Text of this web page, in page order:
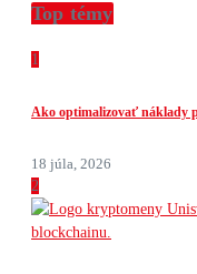
Top témy
1
Ako optimalizovať náklady
18 júla, 2026
2